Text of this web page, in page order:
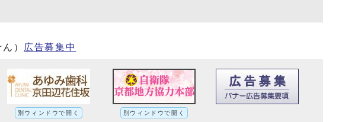
） 広告募集中
別ウィンドウで開く 別ウィンドウで開く